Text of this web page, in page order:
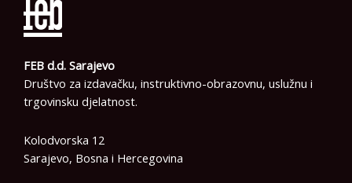
FEB d.d. Sarajevo
Društvo za izdavačku, instruktivno-obrazovnu, uslužnu i
trgovinsku djelatnost.
Kolodvorska 12
Sarajevo, Bosna i Hercegovina